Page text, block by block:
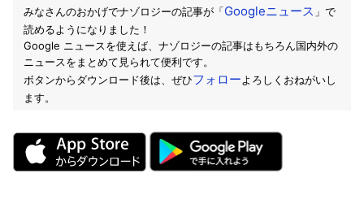
みなさんのおかげでナゾロジーの記事が「Googleニュース 」で
読めるようになりました！
Google ニュースを使えば、ナゾロジーの記事はもちろん国内外の
ニュースをまとめて見られて便利です。
ボタンからダウンロード後は、ぜひフォローよろしくおねがいし
ます。